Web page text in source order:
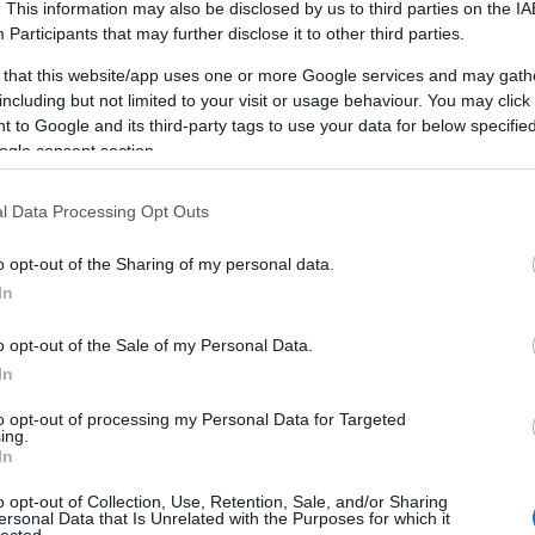
This information may also be disclosed by us to third parties on the
Participants that may further disclose it to other third parties.
that this website/app uses one or more Google services and may
but not limited to your visit or usage behaviour. You may
to Google and its third-party tags to use your data for below
consent section.
Data Processing Opt Outs
opt-out of the Sharing of my personal data.
opt-out of the Sale of my Personal Data.
opt-out of processing my Personal Data for Targeted
opt-out of Collection, Use, Retention, Sale, and/or Sharing
Data that Is Unrelated with the Purposes for which it
TAMÁSI TERMÁLFÜRDŐ, FÜRDŐ,
ÉLMÉNYFÜRDŐ
télen és nyáron egyaránt.
GYEREKEKNEK 2019
Az önfejlesztés egy olyan átfogó folyamat,
tudásának és általános jólétének